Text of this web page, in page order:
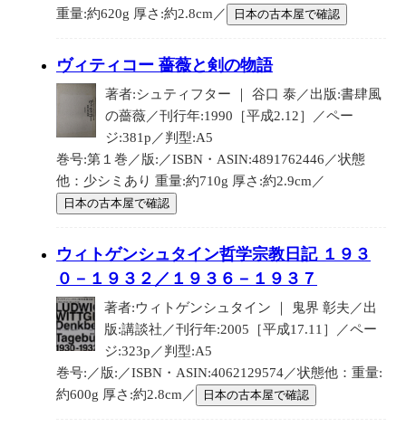
重量:約620g 厚さ:約2.8cm／
日本の古本屋で確認
ヴィティコー 薔薇と剣の物語
著者:シュティフター ｜ 谷口 泰／出版:書肆風
の薔薇／刊行年:1990［平成2.12］／ペー
ジ:381p／判型:A5
巻号:第１巻／版:／ISBN・ASIN:4891762446／状態
他：少シミあり 重量:約710g 厚さ:約2.9cm／
日本の古本屋で確認
ウィトゲンシュタイン哲学宗教日記 １９３
０－１９３２／１９３６－１９３７
著者:ウィトゲンシュタイン ｜ 鬼界 彰夫／出
版:講談社／刊行年:2005［平成17.11］／ペー
ジ:323p／判型:A5
巻号:／版:／ISBN・ASIN:4062129574／状態他：重量:
約600g 厚さ:約2.8cm／
日本の古本屋で確認